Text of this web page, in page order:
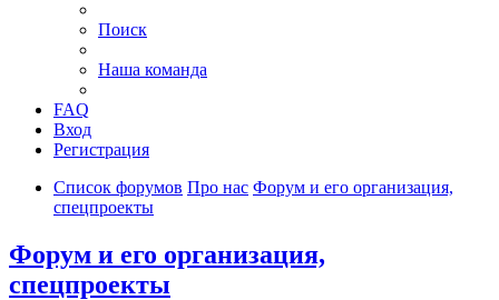
Поиск
Наша команда
FAQ
Вход
Регистрация
Список форумов Про нас Форум и его организация,
спецпроекты
Форум и его организация,
спецпроекты